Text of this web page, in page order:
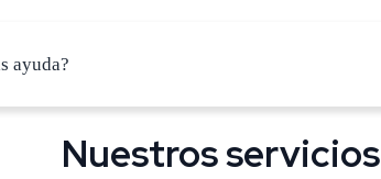
ayuda?
Nuestros servicios